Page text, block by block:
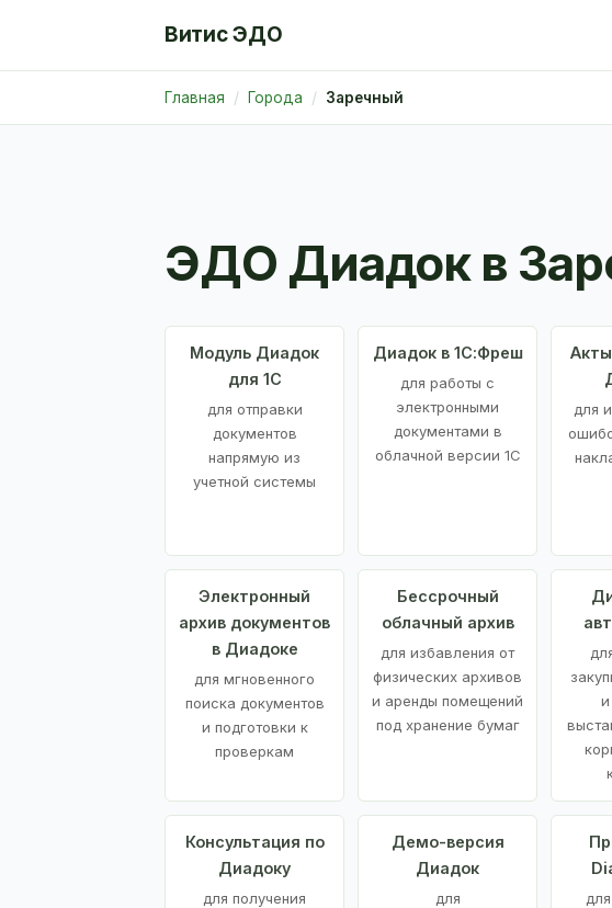
Витис ЭДО
Главная Города Заречный
ЭДО Диадок в
Модуль Диадок
для 1С
для отправки
документов
напрямую из
учетной системы
Диадок в 1С:Фреш
для работы с
электронными
документами в
облачной версии 1С
для
Электронный
архив документов
в Диадоке
для мгновенного
поиска документов
и подготовки к
проверкам
Бессрочный
облачный архив
для избавления от
физических архивов
и аренды помещений
под хранение бумаг
и
Консультация по
Диадоку
для получения
Демо-версия
Диадок
для